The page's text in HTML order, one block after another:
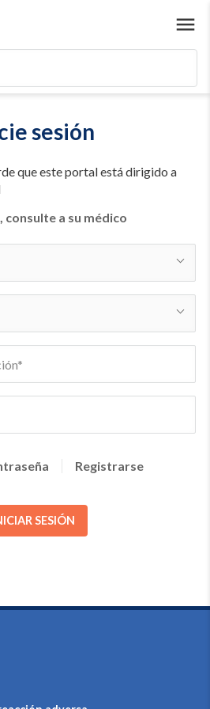
sesión
que este portal está dirigido a
consulte a su médico
Registrarse
SESIÓN